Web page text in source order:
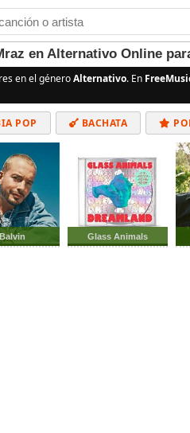
en Alternativo Online
en el géneroAlternativo. En
POP BACHATA
Glass Animals